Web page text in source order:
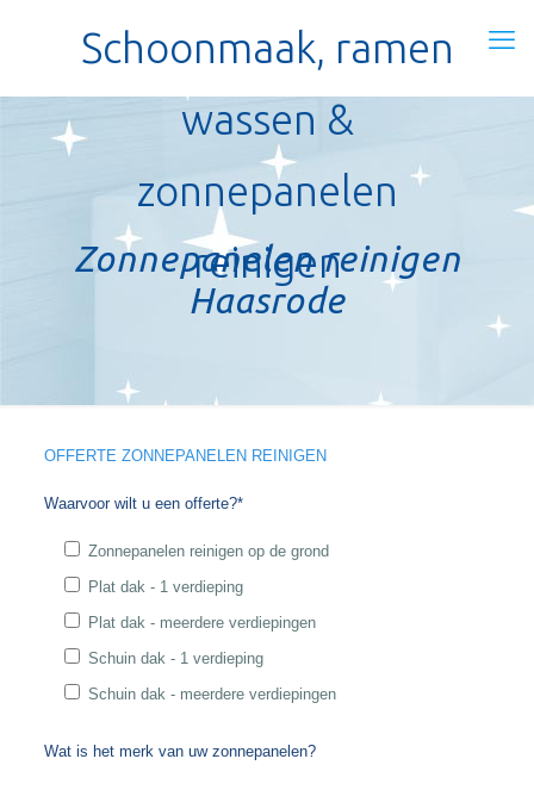
Schoonmaak, ramen
wassen &
zonnepanelen
reinigen
Zonnepanelen reinigen
Haasrode
OFFERTE ZONNEPANELEN REINIGEN
Waarvoor wilt u een offerte?*
Zonnepanelen reinigen op de grond
Plat dak - 1 verdieping
Plat dak - meerdere verdiepingen
Schuin dak - 1 verdieping
Schuin dak - meerdere verdiepingen
Wat is het merk van uw zonnepanelen?